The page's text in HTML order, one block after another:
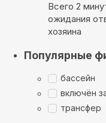
Всего 2
ожидания
хозяина
Популярные
бассейн
включён
трансфер